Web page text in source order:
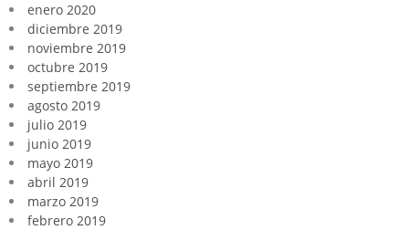
enero 2020
diciembre 2019
noviembre 2019
octubre 2019
septiembre 2019
agosto 2019
julio 2019
junio 2019
mayo 2019
abril 2019
marzo 2019
febrero 2019